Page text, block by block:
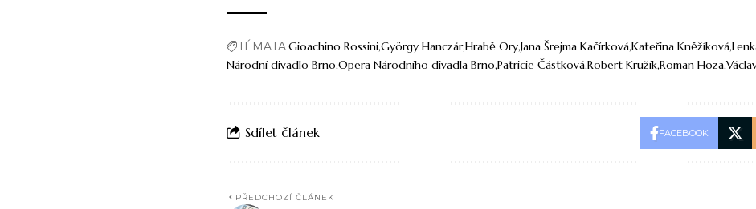
TÉMATAGioachino RossiniGyörgy HanczárHrabě OryJana Šrejma KačírkováKateřina Kněžíková
Národní divadlo Brno Opera Národního divadla Brno Patricie ČástkováRobert Kružík Roman Hoza
Sdílet článek FACEBOOK
PŘEDCHOZÍ ČLÁNEK